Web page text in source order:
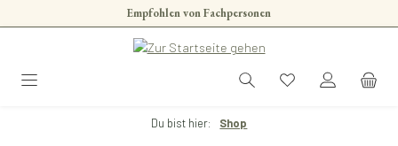
Zum Hauptinhalt springenEmpfohlen von Fachpersonen
Du bist hier: Shop